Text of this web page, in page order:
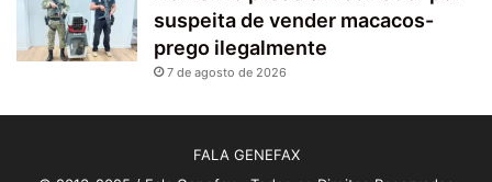
suspeita de vender macacos-
prego ilegalmente
7 de agosto de 2026
FALA GENEFAX